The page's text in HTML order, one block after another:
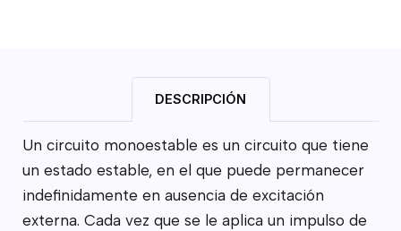
DESCRIPCIÓN
Un circuito monoestable es un circuito que tiene
un estado estable, en el que puede permanecer
indefinidamente en ausencia de excitación
externa. Cada vez que se le aplica un impulso de